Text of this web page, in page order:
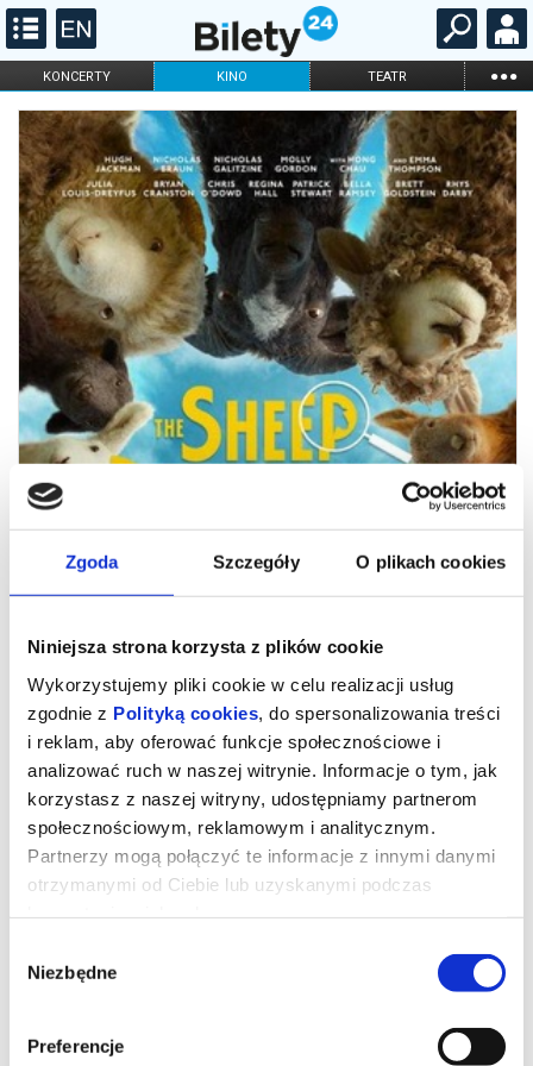
Zgoda Szczegóły O plikach cookies
Niniejsza strona korzysta z plików cookie
Wykorzystujemy pliki cookie w celu realizacji usług
zgodnie z Polityką cookies , do spersonalizowania treści
i reklam, aby oferować funkcje społecznościowe i
analizować ruch w naszej witrynie. Informacje o tym, jak
korzystasz z naszej witryny, udostępniamy partnerom
społecznościowym, reklamowym i analitycznym.
Partnerzy mogą połączyć te informacje z innymi danymi
otrzymanymi od Ciebie lub uzyskanymi podczas
zgody
Niezbędne
Preferencje
KONCERTY KINO TEATR ...
FILHARMONIA OPERA I BALET
STAND-UP
DLA DZIECI
KARNETY
Sprawiedliwość owiec
George Hardy (Hugh Jackman) to pasterz, który kocha swoje owce
i hoduje je wyłącznie dla wełny. Każdej nocy czyta im na głos
tylko je rozumieją, ale także godzinami dyskutują o tym, kto jest
sprawcą zbrodni.